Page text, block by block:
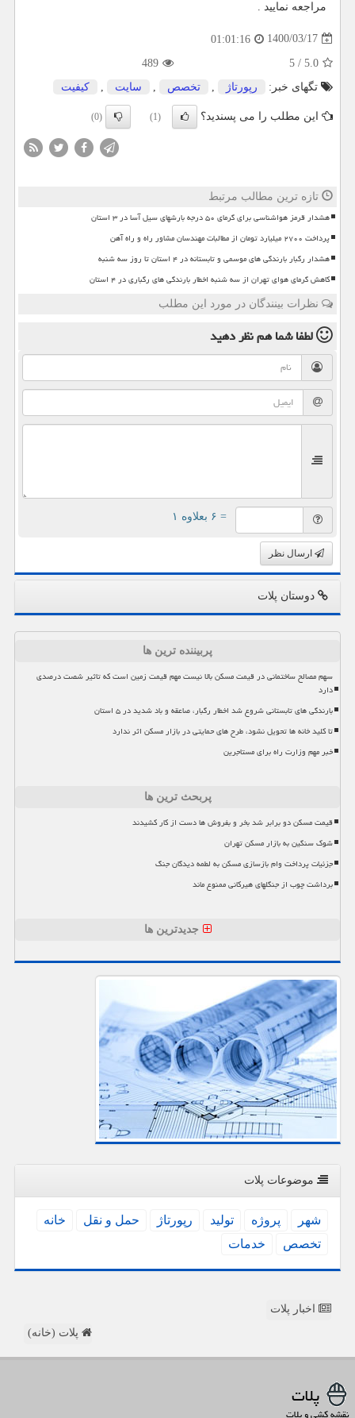
مراجعه نمایید .
1400/03/17
01:01:16
5.0
/
5
489
تگهای خبر:
رپورتاژ تخصص سایت كیفیت
این مطلب را می پسندید؟ (1)
(0)
تازه ترین مطالب مرتبط
هشدار قرمز هواشناسی برای گرمای ۵۰ درجه بارشهای سیل آسا در ۳ استان
پرداخت ۲۷۰۰ میلیارد تومان از مطالبات مهندسان مشاور راه و راه آهن
هشدار رگبار بارندگی های موسمی و تابستانه در ۴ استان تا روز سه شنبه
کاهش گرمای هوای تهران از سه شنبه اخطار بارندگی های رگباری در ۴ استان
نظرات بینندگان در مورد این مطلب
لطفا شما همنظر دهید
= ۶ بعلاوه ۱
ارسال نظر
دوستان پلات
پربیننده ترین ها
سهم مصالح ساختمانی در قیمت مسکن بالا نیست مهم قیمت زمین است که تاثیر شصت درصدی
دارد
بارندگی های تابستانی شروع شد اخطار رگبار، صاعقه و باد شدید در ۵ استان
تا کلید خانه ها تحویل نشود، طرح های حمایتی در بازار مسکن اثر ندارد
خبر مهم وزارت راه برای مستاجرین
پربحث ترین ها
قیمت مسکن دو برابر شد بخر و بفروش ها دست از کار کشیدند
شوک سنگین به بازار مسکن تهران
جزئیات پرداخت وام بازسازی مسکن به لطمه دیدگان جنگ
برداشت چوب از جنگلهای هیرکانی ممنوع ماند
جدیدترین ها
موضوعات پلات
شهر پروژه تولید رپورتاژ حمل و نقل
خانه
تخصص
خدمات
اخبار پلات
پلات (خانه)
پلات
نقشه کشی و پلات